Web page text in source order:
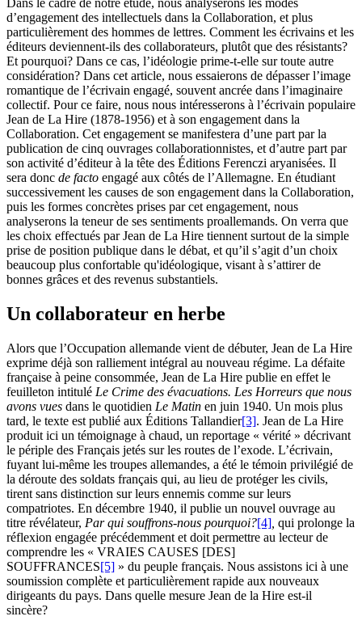
d’engagement des intellectuels dans la Collaboration, et plus
particulièrement des hommes de lettres. Comment les écrivains et les
éditeurs deviennent-ils des collaborateurs, plutôt que des résistants?
Et pourquoi? Dans ce cas, l’idéologie prime-t-elle sur toute autre
considération? Dans cet article, nous essaierons de dépasser l’image
romantique de l’écrivain engagé, souvent ancrée dans l’imaginaire
collectif. Pour ce faire, nous nous intéresserons à l’écrivain populaire
Jean de La Hire (1878-1956) et à son engagement dans la
Collaboration. Cet engagement se manifestera d’une part par la
publication de cinq ouvrages collaborationnistes, et d’autre part par
son activité d’éditeur à la tête des Éditions Ferenczi aryanisées. Il
sera donc de facto engagé aux côtés de l’Allemagne. En étudiant
successivement les causes de son engagement dans la Collaboration,
puis les formes concrètes prises par cet engagement, nous
analyserons la teneur de ses sentiments proallemands. On verra que
les choix effectués par Jean de La Hire tiennent surtout de la simple
prise de position publique dans le débat, et qu’il s’agit d’un choix
beaucoup plus confortable qu'idéologique, visant à s’attirer de
bonnes grâces et des revenus substantiels.
Un collaborateur en herbe
Alors que l’Occupation allemande vient de débuter, Jean de La Hire
exprime déjà son ralliement intégral au nouveau régime. La défaite
française à peine consommée, Jean de La Hire publie en effet le
feuilleton intitulé Le Crime des évacuations. Les Horreurs que nous
avons vues dans le quotidien Le Matin en juin 1940. Un mois plus
tard, le texte est publié aux Éditions Tallandier[3]. Jean de La Hire
produit ici un témoignage à chaud, un reportage « vérité » décrivant
le périple des Français jetés sur les routes de l’exode. L’écrivain,
fuyant lui-même les troupes allemandes, a été le témoin privilégié de
la déroute des soldats français qui, au lieu de protéger les civils,
tirent sans distinction sur leurs ennemis comme sur leurs
compatriotes. En décembre 1940, il publie un nouvel ouvrage au
titre révélateur, Par qui souffrons-nous pourquoi?[4] qui prolonge la
réflexion engagée précédemment et doit permettre au lecteur de
comprendre les « VRAIES CAUSES [DES]
SOUFFRANCES[5] » du peuple français. Nous assistons ici à une
soumission complète et particulièrement rapide aux nouveaux
dirigeants du pays. Dans quelle mesure Jean de la Hire est-il
sincère?